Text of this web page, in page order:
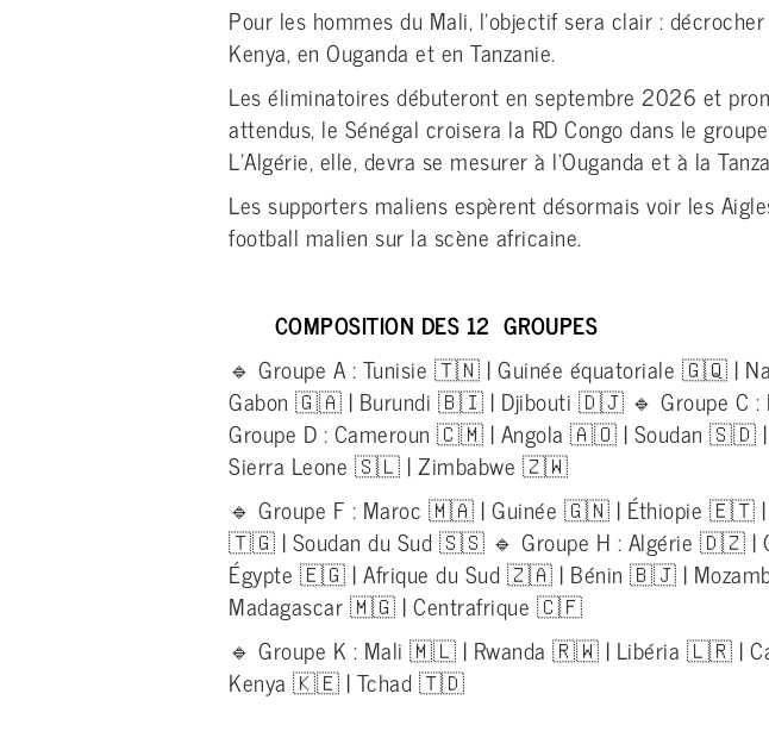
Pour les hommes du Mali, l’objectif sera clair :
Kenya, en Ouganda et en Tanzanie.
Les éliminatoires débuteront en septembre 2026 et
attendus, le Sénégal croisera la RD Congo dans le
L’Algérie, elle, devra se mesurer à l’Ouganda et à la
Les supporters maliens espèrent désormais voir les
football malien sur la scène africaine.
COMPOSITION DES 12 GROUPES
🔹 Groupe A : Tunisie 🇹🇳 | Guinée équatoriale 🇬🇶
Gabon 🇬🇦 | Burundi 🇧🇮 | Djibouti 🇩🇯 🔹 Groupe
Groupe D : Cameroun 🇨🇲 | Angola 🇦🇴 | Soudan
Sierra Leone 🇸🇱 | Zimbabwe 🇿🇼
🔹 Groupe F : Maroc 🇲🇦 | Guinée 🇬🇳 | Éthiopie 🇪🇹
🇹🇬 | Soudan du Sud 🇸🇸 🔹 Groupe H : Algérie 🇩🇿
Égypte 🇪🇬 | Afrique du Sud 🇿🇦 | Bénin 🇧🇯 |
Madagascar 🇲🇬 | Centrafrique 🇨🇫
🔹 Groupe K : Mali 🇲🇱 | Rwanda 🇷🇼 | Libéria 🇱🇷 |
Kenya 🇰🇪 | Tchad 🇹🇩